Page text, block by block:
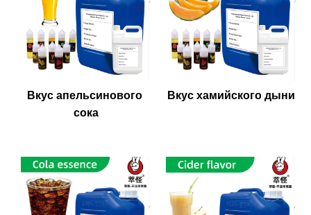
Вкус апельсинового
сока
Вкус хамийского дыни